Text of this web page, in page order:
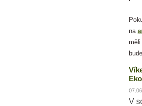
na
měli
V